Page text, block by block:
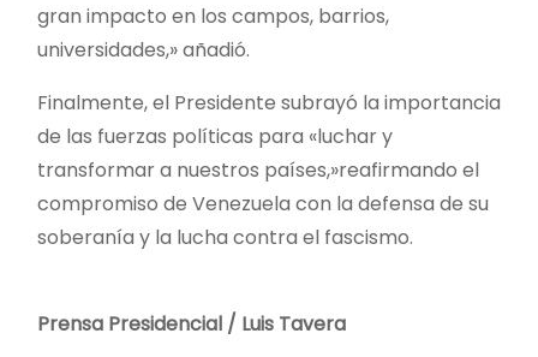
gran impacto en los campos, barrios,
universidades,» añadió.
Finalmente, el Presidente subrayó la importancia
de las fuerzas políticas para «luchar y
transformar a nuestros países,»reafirmando el
compromiso de Venezuela con la defensa de su
soberanía y la lucha contra el fascismo.
Prensa Presidencial / Luis Tavera